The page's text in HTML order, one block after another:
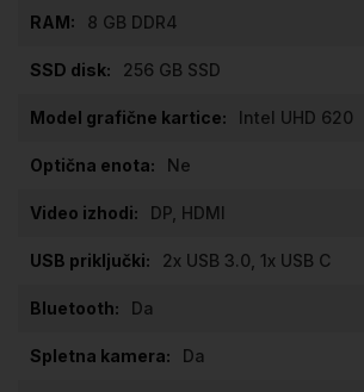
8 GB DDR4
256 GB SSD
Intel UHD 620
Ne
DP, HDMI
2x USB 3.0, 1x USB C
Da
Da